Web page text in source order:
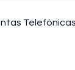
Telefónicas